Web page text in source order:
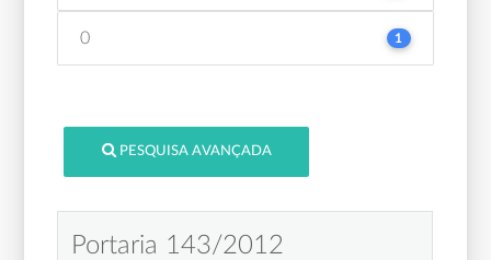
0 1
PESQUISA AVANÇADA
Portaria 143/2012